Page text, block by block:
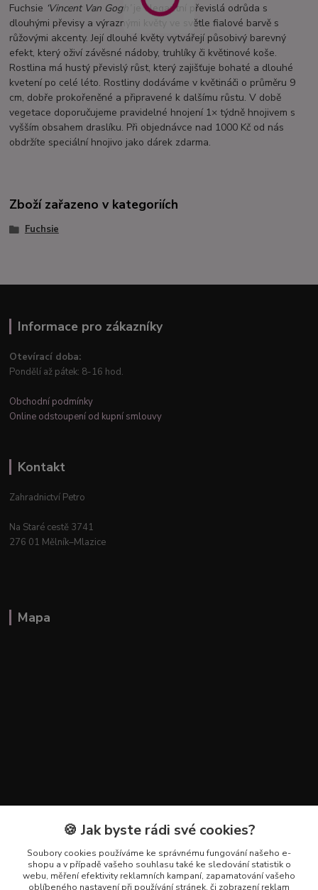
Fuchsie ‘Vincent Van Gogh’
je elegantní převislá odrůda s
dlouhými převisy a výraznými květy ve světle fialové barvě s
růžovými akcenty. Její dlouhé květy vytvářejí působivý barevný
efekt, který oživí závěsné nádoby, truhlíky či květinové koše.
Rostlina má hustý převislý růst, který zajišťuje bohaté a dlouhé
kvetení po celé léto. Rostliny dodáváme v květináči o průměru 9
cm, dobře prokořeněné a připravené k dalšímu růstu. V době
vegetace doporučujeme pravidelné hnojení 1× týdně hnojivem s
vyšším obsahem draslíku. Při objednávce nad 1000 Kč od nás
obdržíte speciální hnojivo jako dárek zdarma.
Zboží zařazeno v kategoriích
Fuchsie
Informace pro zákazníky
Otevírací doba:
Pondělí až pátek: 8-16 hod.
Obchodní podmínky
Online odstoupení od kupní smlouvy
Kontakt
Zahradnictví Petro
Na Staré cestě 3741
276 01 Mělník–Mlazice
Mapa
Kontakty
+420 602 223 614
🍪 Jak byste rádi své cookies?
Soubory cookies používáme ke správnému fungování našeho e-
shopu a v případě vašeho souhlasu také ke sledování statistik o
webu, měření efektivity reklamních kampaní, zapamatování vašeho
oblíbeného nastavení při používání stránek, či zobrazení reklam